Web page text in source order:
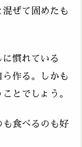
ぜて固めたも
慣れている
作る。しかも
とでしょう。
食べるのも好